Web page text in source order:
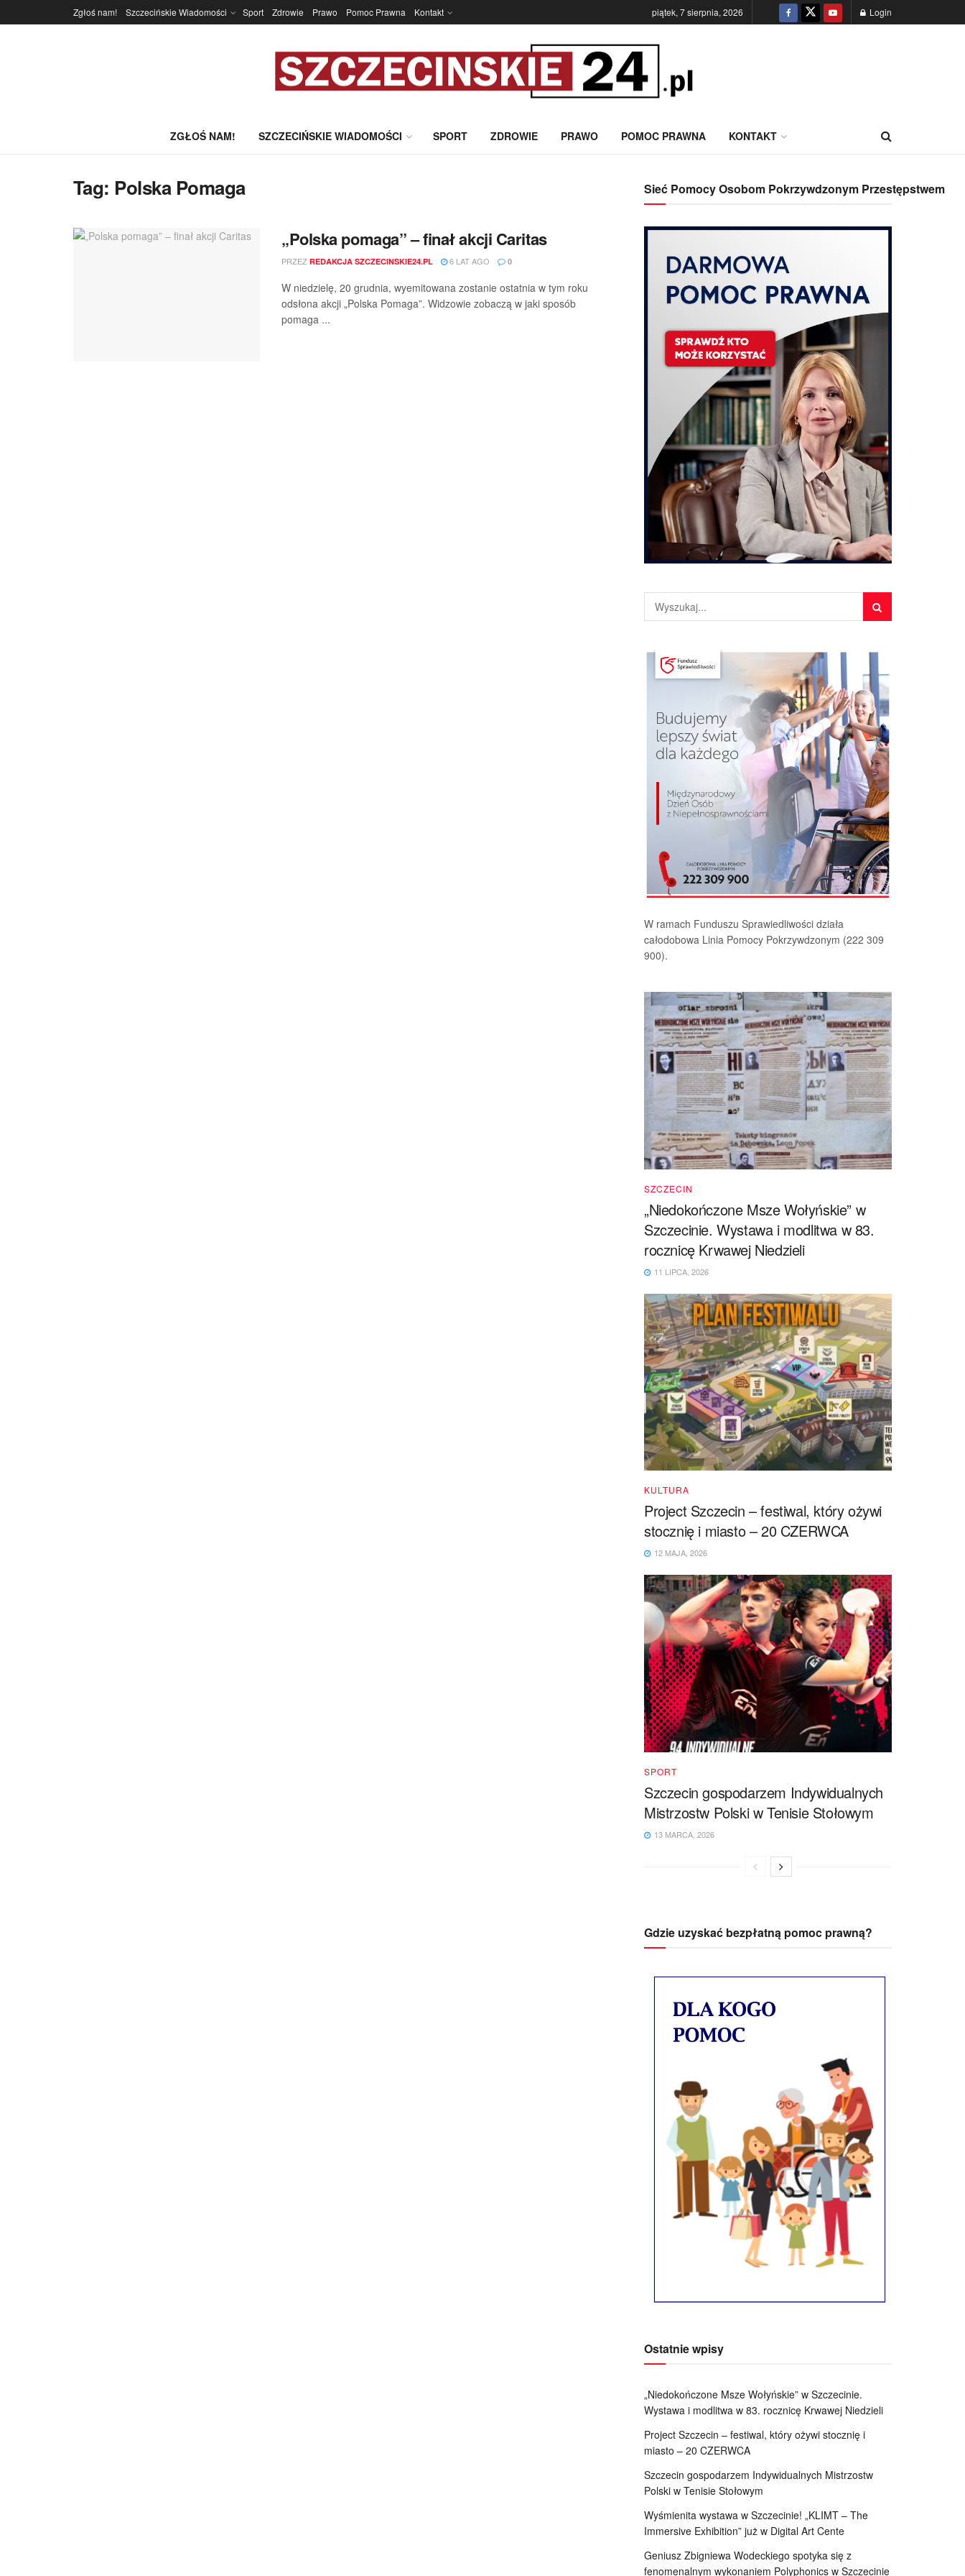
Zgłoś nam! Szczecińskie Wiadomości Sport Zdrowie Prawo Pomoc Prawna Kontakt piątek, 7 sierpnia, 2026 Login
ZGŁOŚ NAM! SZCZECIŃSKIE WIADOMOŚCI SPORT ZDROWIE PRAWO POMOC PRAWNA KONTAKT
Tag: Polska Pomaga
„Polska pomaga” – finał akcji Caritas
PRZEZ REDAKCJA SZCZECINSKIE24.PL 6 LAT AGO 0
W niedzielę, 20 grudnia, wyemitowana zostanie ostatnia w tym roku
odsłona akcji „Polska Pomaga”. Widzowie zobaczą w jaki sposób
pomaga ...
Sieć Pomocy Osobom Pokrzywdzonym Przestępstwem
W ramach Funduszu Sprawiedliwości działa
całodobowa Linia Pomocy Pokrzywdzonym (222 309
900).
SZCZECIN
„Niedokończone Msze Wołyńskie” w
Szczecinie. Wystawa i modlitwa w 83.
rocznicę Krwawej Niedzieli
11 LIPCA, 2026
KULTURA
Project Szczecin – festiwal, który ożywi
stocznię i miasto – 20 CZERWCA
12 MAJA, 2026
SPORT
Szczecin gospodarzem Indywidualnych
Mistrzostw Polski w Tenisie Stołowym
13 MARCA, 2026
Gdzie uzyskać bezpłatną pomoc prawną?
Ostatnie wpisy
„Niedokończone Msze Wołyńskie” w Szczecinie.
Wystawa i modlitwa w 83. rocznicę Krwawej Niedzieli
Project Szczecin – festiwal, który ożywi stocznię i
miasto – 20 CZERWCA
Szczecin gospodarzem Indywidualnych Mistrzostw
Polski w Tenisie Stołowym
Wyśmienita wystawa w Szczecinie! „KLIMT – The
Immersive Exhibition” już w Digital Art Cente
Geniusz Zbigniewa Wodeckiego spotyka się z
fenomenalnym wykonaniem Polyphonics w Szczecinie